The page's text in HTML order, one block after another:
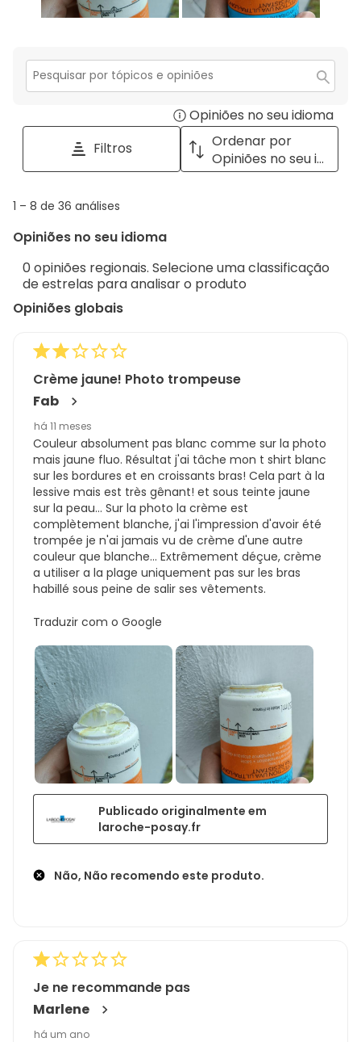
Secção
Opiniões no seu idioma
a
with
Filtros
Ordenar por
Opiniões no seu idioma
1
8
36
análises
1 – 8 de 36 análises
Opiniões no seu idioma
0 opiniões regionais. Selecione uma classificação
de estrelas para analisar o produto
Opiniões globais
Crème jaune! Photo trompeuse
Fab
há 11 meses
Couleur absolument pas blanc comme sur la photo
mais jaune fluo. Résultat j'ai tâche mon t shirt blanc
sur les bordures et en croissants bras! Cela part à la
lessive mais est très gênant! et sous teinte jaune
sur la peau... Sur la photo la crème est
complètement blanche, j'ai l'impression d'avoir été
trompée je n'ai jamais vu de crème d'une autre
couleur que blanche... Extrêmement déçue, crème
a utiliser a la plage uniquement pas sur les bras
habillé sous peine de salir ses vêtements.
Traduzir com o Google
Não, Não recomendo este produto.
Publicado originalmente em
laroche-posay.fr
Je ne recommande pas
Marlene
há um ano